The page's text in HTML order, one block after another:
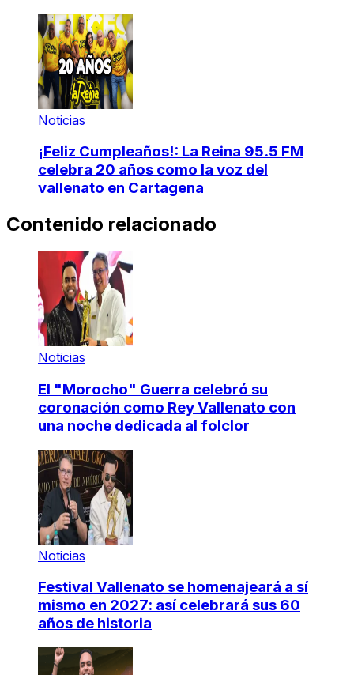
Noticias
¡Feliz Cumpleaños!: La Reina 95.5 FM
celebra 20 años como la voz del
vallenato en Cartagena
Contenido relacionado
Noticias
El "Morocho" Guerra celebró su
coronación como Rey Vallenato con
una noche dedicada al folclor
Noticias
Festival Vallenato se homenajeará a sí
mismo en 2027: así celebrará sus 60
años de historia